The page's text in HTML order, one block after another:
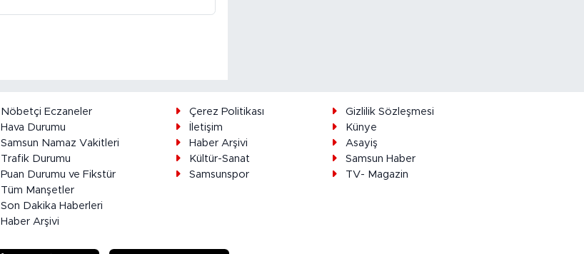
Nöbetçi Eczaneler
Hava Durumu
Samsun Namaz Vakitleri
Trafik Durumu
Puan Durumu ve Fikstür
Tüm Manşetler
Son Dakika Haberleri
Haber Arşivi
Çerez Politikası
Gizlilik Sözleşmesi
İletişim
Künye
Haber Arşivi
Asayiş
Kültür-Sanat
Samsun Haber
Samsunspor
TV- Magazin